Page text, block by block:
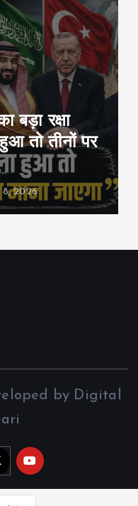
बड़ा रक्षा
तो तीनों पर
2026
by Digital